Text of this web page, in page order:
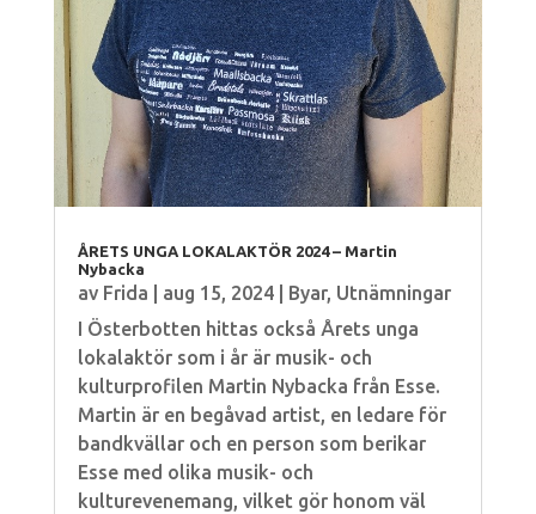
ÅRETS UNGA LOKALAKTÖR 2024 – Martin
Nybacka
av Frida aug 15, 2024| Byar, Utnämningar
I Österbotten hittas också Årets unga
lokalaktör som i år är musik- och
kulturprofilen Martin Nybacka från Esse.
Martin är en begåvad artist, en ledare för
bandkvällar och en person som berikar
Esse med olika musik- och
kulturevenemang, vilket gör honom väl